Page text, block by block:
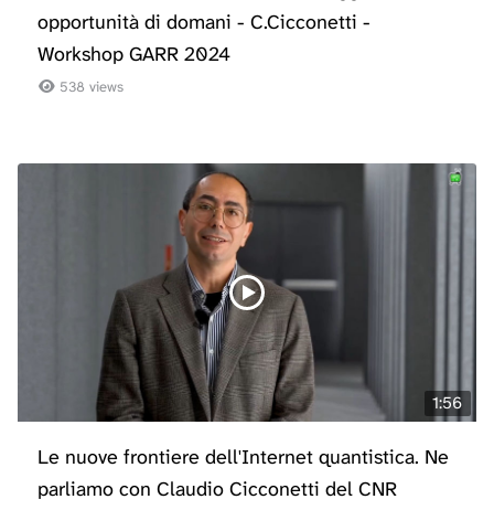
opportunità di domani - C.Cicconetti -
Workshop GARR 2024
538 views
1:56
Le nuove frontiere dell'Internet quantistica. Ne
parliamo con Claudio Cicconetti del CNR